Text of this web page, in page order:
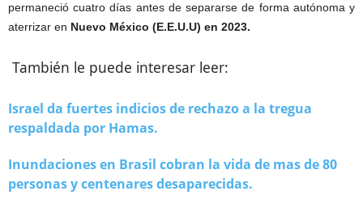
permaneció cuatro días antes de separarse de forma autónoma y
aterrizar en Nuevo México (E.E.U.U) en 2023.
También le puede interesar leer:
Israel da fuertes indicios de rechazo a la tregua
respaldada por Hamas.
Inundaciones en Brasil cobran la vida de mas de 80
personas y centenares desaparecidas.